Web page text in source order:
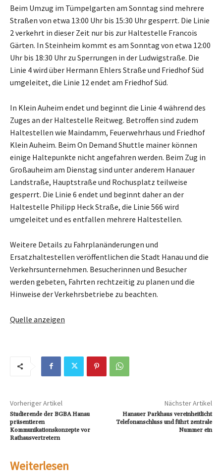
Beim Umzug im Tümpelgarten am Sonntag sind mehrere
Straßen von etwa 13:00 Uhr bis 15:30 Uhr gesperrt. Die Linie
2 verkehrt in dieser Zeit nur bis zur Haltestelle Francois
Gärten. In Steinheim kommt es am Sonntag von etwa 12:00
Uhr bis 18:30 Uhr zu Sperrungen in der Ludwigstraße. Die
Linie 4 wird über Hermann Ehlers Straße und Friedhof Süd
umgeleitet, die Linie 12 endet am Friedhof Süd.
In Klein Auheim endet und beginnt die Linie 4 während des
Zuges an der Haltestelle Reitweg. Betroffen sind zudem
Haltestellen wie Maindamm, Feuerwehrhaus und Friedhof
Klein Auheim. Beim On Demand Shuttle mainer können
einige Haltepunkte nicht angefahren werden. Beim Zug in
Großauheim am Dienstag sind unter anderem Hanauer
Landstraße, Hauptstraße und Rochusplatz teilweise
gesperrt. Die Linie 6 endet und beginnt daher an der
Haltestelle Philipp Heck Straße, die Linie 566 wird
umgeleitet und es entfallen mehrere Haltestellen.
Weitere Details zu Fahrplanänderungen und
Ersatzhaltestellen veröffentlichen die Stadt Hanau und die
Verkehrsunternehmen. Besucherinnen und Besucher
werden gebeten, Fahrten rechtzeitig zu planen und die
Hinweise der Verkehrsbetriebe zu beachten.
Quelle anzeigen
Vorheriger Artikel
Studierende der BGBA Hanau
präsentieren
Kommunikationskonzepte vor
Rathausvertretern
Nächster Artikel
Hanauer Parkhaus vereinheitlicht
Telefonanschluss und führt zentrale
Nummer ein
Weiterlesen